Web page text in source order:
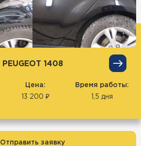
PEUGEOT 1408
Цена:
13 200 ₽
Время работы:
1,5 дня
Отправить заявку